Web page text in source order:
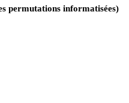
permutations informatisées)